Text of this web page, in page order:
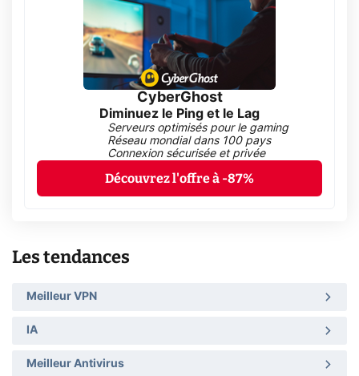
CyberGhost
Diminuez le Ping et le Lag
Serveurs optimisés pour le gaming
Réseau mondial dans 100 pays
Connexion sécurisée et privée
Découvrez l'offre à -87%
Les tendances
Meilleur VPN
IA
Meilleur Antivirus